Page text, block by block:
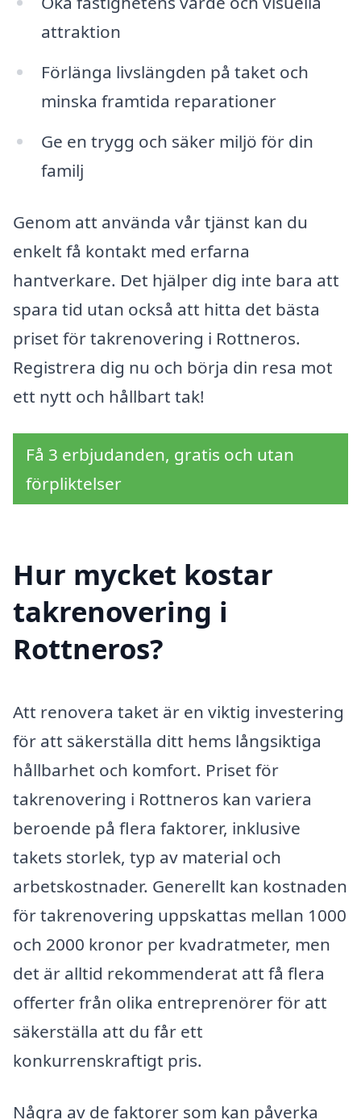
attraktion
Förlänga livslängden på taket och
minska framtida reparationer
Ge en trygg och säker miljö för din
familj
Genom att använda vår tjänst kan du
enkelt få kontakt med erfarna
hantverkare. Det hjälper dig inte bara att
spara tid utan också att hitta det bästa
priset för takrenovering i Rottneros.
Registrera dig nu och börja din resa mot
ett nytt och hållbart tak!
Få 3 erbjudanden, gratis och utan
förpliktelser
Hur mycket kostar
takrenovering i
Rottneros?
Att renovera taket är en viktig investering
för att säkerställa ditt hems långsiktiga
hållbarhet och komfort. Priset för
takrenovering i Rottneros kan variera
beroende på flera faktorer, inklusive
takets storlek, typ av material och
arbetskostnader. Generellt kan kostnaden
för takrenovering uppskattas mellan 1000
och 2000 kronor per kvadratmeter, men
det är alltid rekommenderat att få flera
offerter från olika entreprenörer för att
säkerställa att du får ett
konkurrenskraftigt pris.
Några av de faktorer som kan påverka